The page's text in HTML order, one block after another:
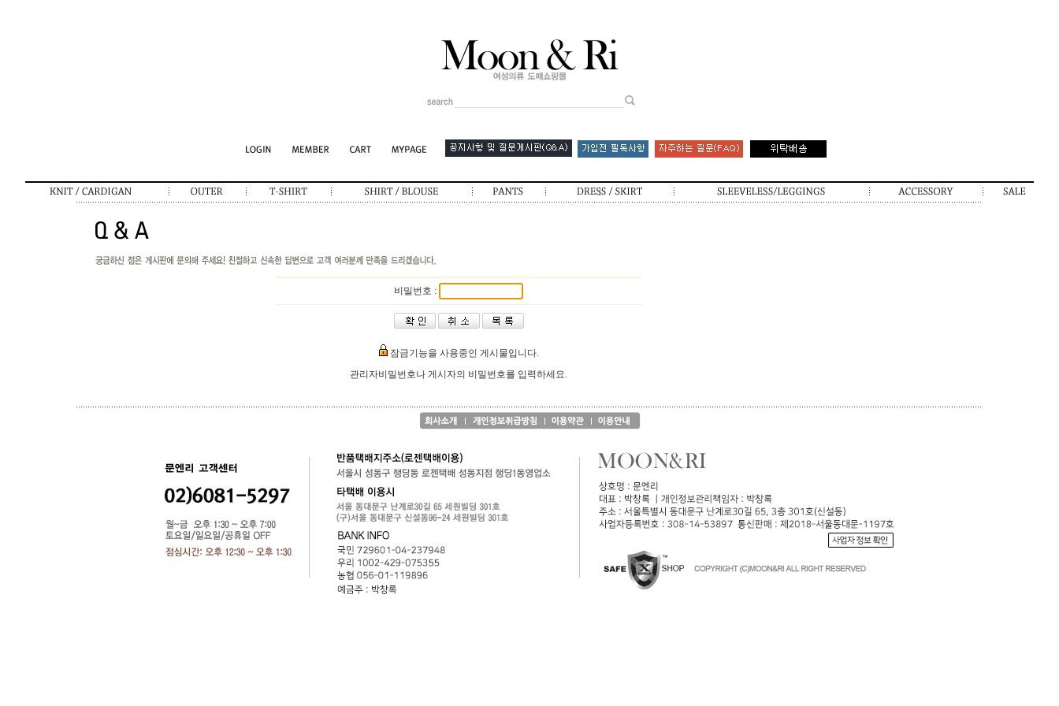
비밀번호 :
잠금기능을 사용중인 게시물입니다.
관리자비밀번호나 게시자의 비밀번호를 입력하세요.